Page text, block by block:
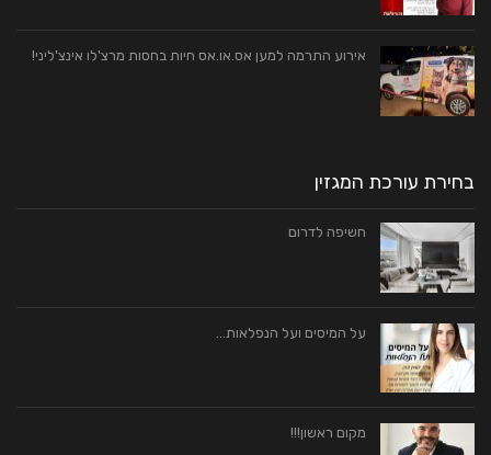
אירוע התרמה למען אס.או.אס חיות בחסות מרצ'לו אינצ'ליני!
בחירת עורכת המגזין
חשיפה לדרום
על המיסים ועל הנפלאות…
מקום ראשון!!!